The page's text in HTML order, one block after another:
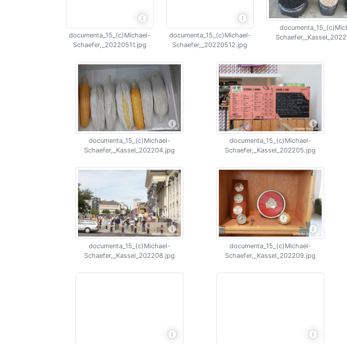
documenta_15_(c)Michael-
Schaefer,_20220511.jpg
documenta_15_(c)Michael-
Schaefer,_20220512.jpg
documenta_15_(c)Michael-
Schaefer,_Kassel_202204.jpg
documenta_15_(c)Michael-
Schaefer,_Kassel_202205.jpg
documenta_15_(c)Michael-
Schaefer,_Kassel_202208.jpg
documenta_15_(c)Michael-
Schaefer,_Kassel_202209.jpg